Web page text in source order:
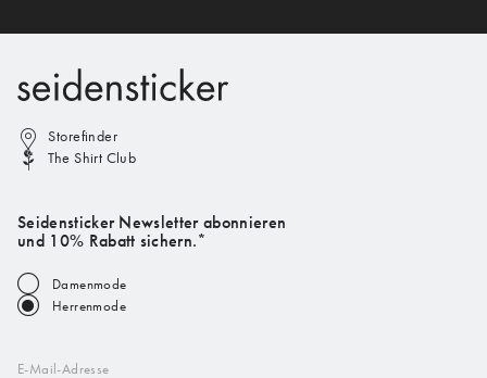
Storefinder
The Shirt Club
Seidensticker Newsletter abonnieren
und 10% Rabatt sichern.*
Damenmode
Herrenmode
E-Mail-Adresse